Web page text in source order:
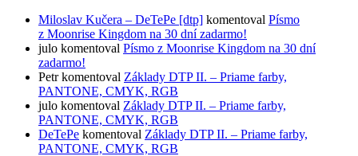
Miloslav Kučera – DeTePe [dtp] komentoval Písmo
z Moonrise Kingdom na 30 dní zadarmo!
julo komentoval Písmo z Moonrise Kingdom na 30 dní
zadarmo!
Petrkomentoval Základy DTP II. – Priame farby,
PANTONE, CMYK, RGB
julo komentoval Základy DTP II. – Priame farby,
PANTONE, CMYK, RGB
DeTePe komentoval Základy DTP II. – Priame farby,
PANTONE, CMYK, RGB